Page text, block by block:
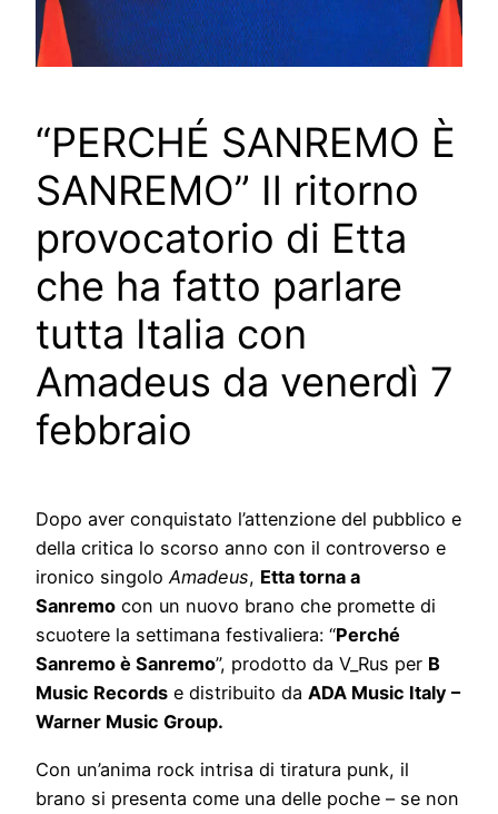
“PERCHÉ SANREMO È
SANREMO” Il ritorno
provocatorio di Etta
che ha fatto parlare
tutta Italia con
Amadeus da venerdì 7
febbraio
Dopo aver conquistato l’attenzione del pubblico e
della critica lo scorso anno con il controverso e
ironico singoloAmadeus, Etta torna a
Sanremo con un nuovo brano che promette di
scuotere la settimana festivaliera: “Perché
Sanremo è Sanremo”, prodotto da V_Rus per B
Music Records e distribuito da ADA Music Italy –
Warner Music Group.
Con un’anima rock intrisa di tiratura punk, il
brano si presenta come una delle poche – se non